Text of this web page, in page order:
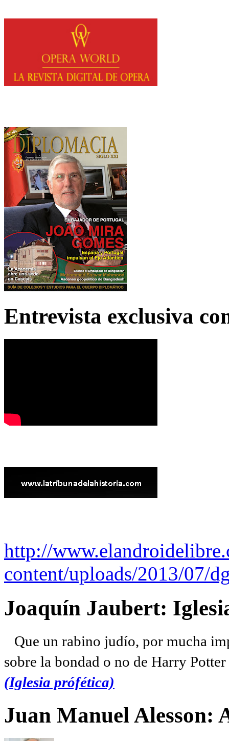
Entrevista exclusiva
http://
content/uploads/2013/07/
Joaquín Jaubert:
Que un rabino judío, por mucha
sobre la bondad o no de Harry
(Iglesia prófética)
Juan Manuel Alesson: